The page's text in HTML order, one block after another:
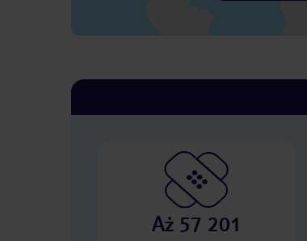
Aż 57 201